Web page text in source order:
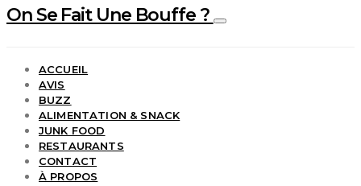
On Se Fait Une Bouffe ?
ACCUEIL
AVIS
BUZZ
ALIMENTATION & SNACK
JUNK FOOD
RESTAURANTS
CONTACT
À PROPOS